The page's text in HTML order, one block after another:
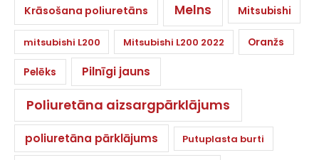
Krāsošana poliuretāns Melns Mitsubishi
mitsubishi L200 Mitsubishi L200 2022 Oranžs
Pelēks Pilnīgi jauns
Poliuretāna aizsargpārklājums
poliuretāna pārklājums Putuplasta burti